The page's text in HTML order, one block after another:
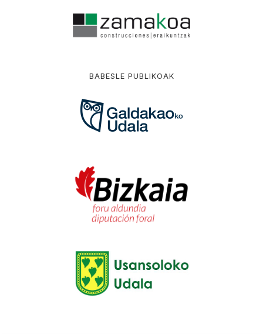
BABESLE PUBLIKOAK